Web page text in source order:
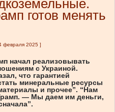
готов менять
февраля 2025 ]
начал реализовывать
с Украиной.
что гарантией
минеральные ресурсы
и прочее”. “Нам
— Мы даем им деньги,